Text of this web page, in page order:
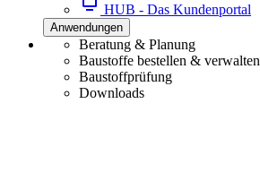
HUB - Das Kundenportal
Anwendungen
Beratung & Planung
Baustoffe bestellen & verwalten
Baustoffprüfung
Downloads